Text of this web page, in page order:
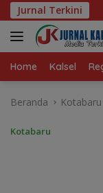
Langsung
ke
konten
Jurnal Terkini
HSS,
Home Kalsel
Beranda Kotabaru
Kotabaru